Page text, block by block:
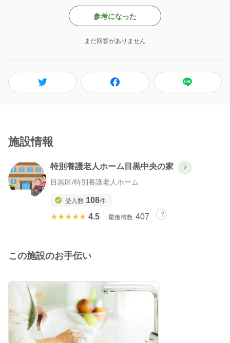
参考になった
まだ回答がありません
施設情報
特別養護老人ホーム目黒中央の家
目黒区/特別養護老人ホーム
受入数 108件
★★★★★
★★★★★ 4.5 星獲得数 407
この施設のお手伝い